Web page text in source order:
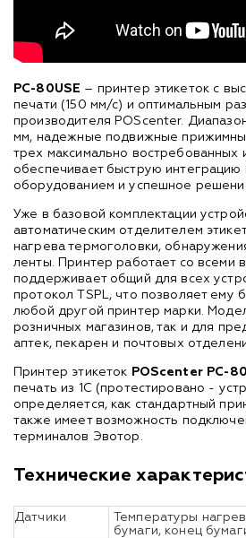
PC-80USE – принтер этикеток с
печати (150 мм/с) и оптимальным
производителя POScenter.
мм, надежные подвижные
трех максимально востребованных
обеспечивает быструю интеграцию
оборудованием и успешное
Уже в базовой комплектации
автоматическим отделителем
нагрева термоголовки,
ленты. Принтер работает со всеми
поддерживает общий для всех
протокол TSPL, что позволяет ему
любой другой принтер марки.
розничных магазинов, так и для
аптек, пекарен и почтовых
Принтер этикеток POScenter PC-
печать из 1С (протестировано -
определяется, как стандартный
также имеет возможность
терминалов Эвотор.
Технические
Датчики
Температуры
бумаги, конец